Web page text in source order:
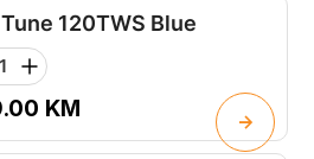
120TWS Blue
KM